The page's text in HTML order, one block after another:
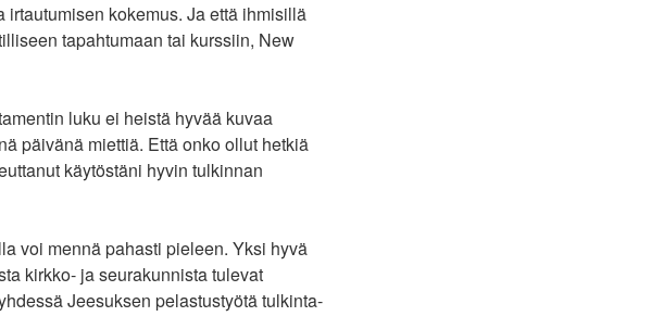
kokemus. Ja että ihmisillä
tapahtumaan tai kurssiin, New
luku ei heistä hyvää kuvaa
päivänä miettiä. Että onko ollut hetkiä
käytöstäni hyvin tulkinnan
voi mennä pahasti pieleen. Yksi hyvä
kirkko- ja seurakunnista tulevat
Jeesuksen pelastustyötä tulkinta-